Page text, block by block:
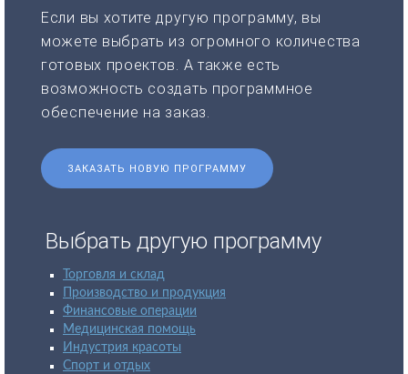
Если вы хотите другую программу, вы
можете выбрать из огромного количества
готовых проектов. А также есть
возможность создать программное
обеспечение на заказ.
ЗАКАЗАТЬ НОВУЮ ПРОГРАММУ
Выбрать другую программу
Торговля и склад
Производство и продукция
Финансовые операции
Медицинская помощь
Индустрия красоты
Спорт и отдых